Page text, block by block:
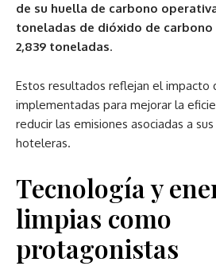
de su huella de carbono
toneladas de dióxido de
2,839 toneladas.
Estos resultados reflejan el impacto
implementadas para mejorar la
reducir las emisiones asociadas a
hoteleras.
Tecnología y
limpias como
protagonistas